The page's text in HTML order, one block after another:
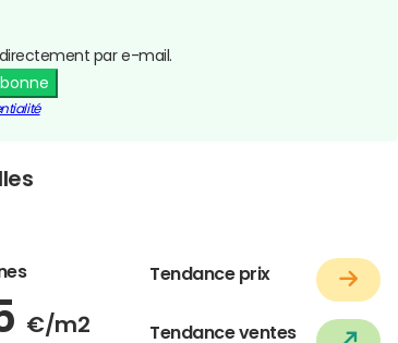
par e-mail.
€/m2
Tendance prix
Tendance ventes